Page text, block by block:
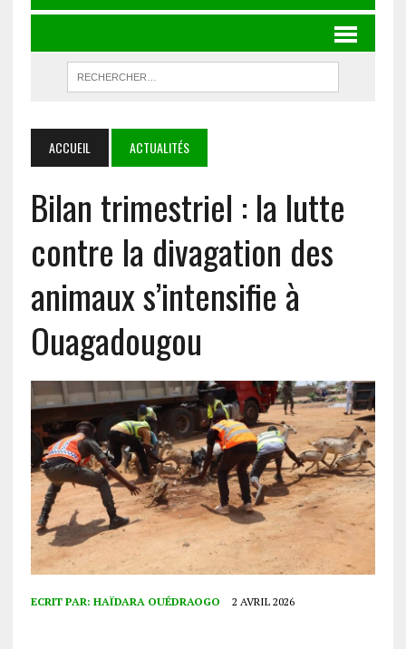
ACCUEIL ACTUALITÉS
Bilan trimestriel : la lutte
contre la divagation des
animaux s’intensifie à
Ouagadougou
ECRIT PAR: HAÏDARA OUÉDRAOGO 2 AVRIL 2026